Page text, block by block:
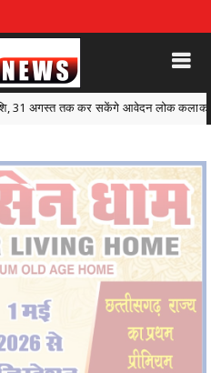
और आर्थिक सशक्तीकरण के लिए राज्य